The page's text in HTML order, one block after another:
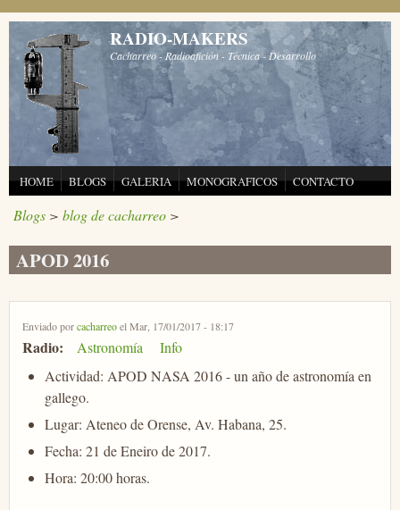
Pasar al contenido principal
RADIO-MAKERS
Cacharreo - Radioafición - Técnica - Desarrollo
HOME BLOGS GALERIA MONOGRAFICOS CONTACTO
Blogs > blog de cacharreo >
APOD 2016
Enviado porcacharreoel Mar, 17/01/2017 - 18:17
Radio: Astronomía
Info
Actividad: APOD NASA 2016 - un año de astronomía en
gallego.
Lugar: Ateneo de Orense, Av. Habana, 25.
Fecha: 21 de Eneiro de 2017.
Hora: 20:00 horas.